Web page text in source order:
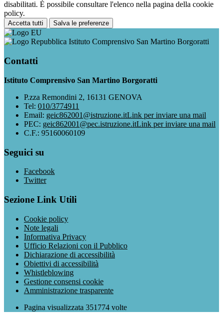
disabilitati. È possibile consultare l'elenco nella pagina della cookie
policy.
Accetta tutti Salva le preferenze
Istituto Comprensivo San Martino Borgoratti
Contatti
Istituto Comprensivo San Martino Borgoratti
P.zza Remondini 2, 16131 GENOVA
Tel: 010/3774911
Email: geic862001@istruzione.itLink per inviare una mail
PEC: geic862001@pec.istruzione.itLink per inviare una mail
C.F.: 95160060109
Seguici su
Facebook
Twitter
Sezione Link Utili
Cookie policy
Note legali
Informativa Privacy
Ufficio Relazioni con il Pubblico
Dichiarazione di accessibilità
Obiettivi di accessibilità
Whistleblowing
Gestione consensi cookie
Amministrazione trasparente
Pagina visualizzata 351774 volte